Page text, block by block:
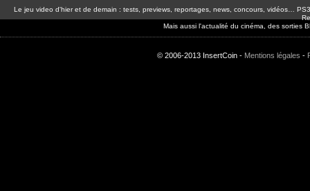
Le jeu video d'hier et de demain : tests, previews, reportages, news, concours, vidéos…
Mais aussi l'actualité du cinéma, des sorties
© 2006-2013 InsertCoin - Mentions légales -